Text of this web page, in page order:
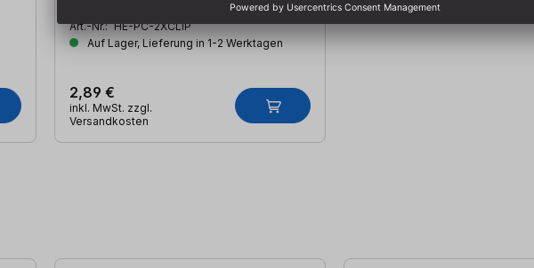
Art.-Nr.: HE-PC-2XCLIP
Auf Lager, Lieferung in 1-2 Werktagen
2,89 €
inkl. MwSt. zzgl.
Versandkosten